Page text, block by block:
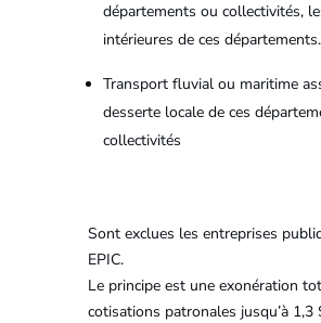
départements ou collectivités,
intérieures de ces départements.
Transport fluvial ou maritime
desserte locale de ces
collectivités
Sont exclues les entreprises
EPIC.
Le principe est une exonération
cotisations patronales jusqu’à 1,3